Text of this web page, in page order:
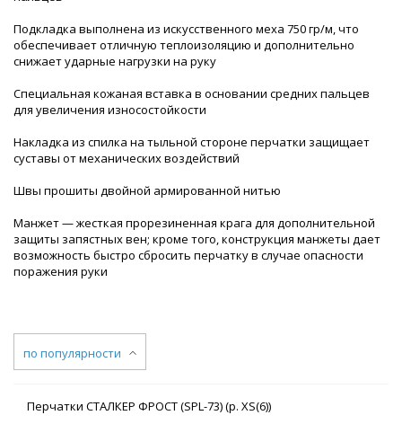
Подкладка выполнена из искусственного меха 750 гр/м, что
обеспечивает отличную теплоизоляцию и дополнительно
снижает ударные нагрузки на руку
Специальная кожаная вставка в основании средних пальцев
для увеличения износостойкости
Накладка из спилка на тыльной стороне перчатки защищает
суставы от механических воздействий
Швы прошиты двойной армированной нитью
Манжет — жесткая прорезиненная крага для дополнительной
защиты запястных вен; кроме того, конструкция манжеты дает
возможность быстро сбросить перчатку в случае опасности
поражения руки
по популярности
Перчатки СТАЛКЕР ФРОСТ (SPL-73) (р. XS(6))